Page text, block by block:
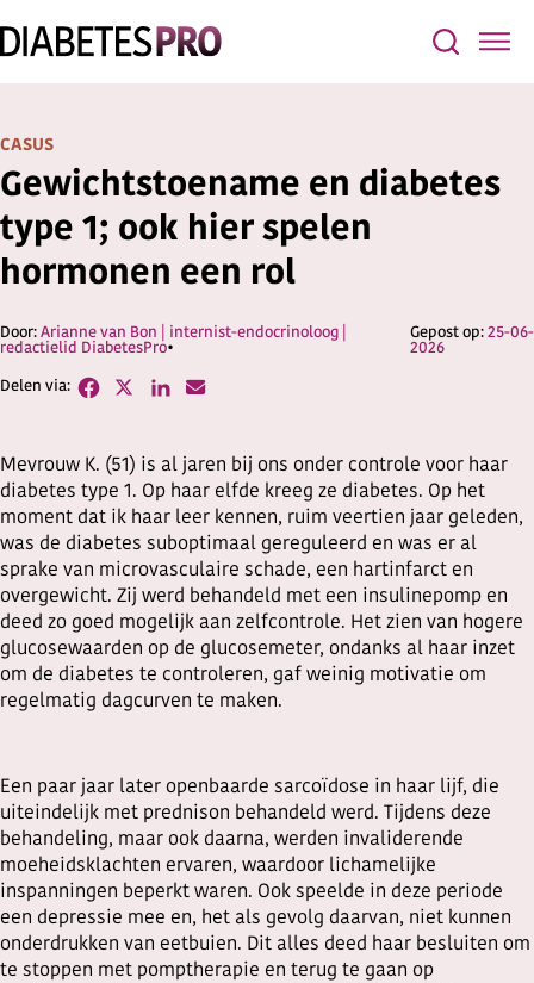
Gewichtstoename en diabetes
type 1; ook hier spelen
hormonen een rol
Arianne van Bon | internist-endocrinoloog |
redactielid DiabetesPro
25-06-
2026
CASUS
Mevrouw K. (51) is al jaren bij ons onder controle voor haar
diabetes type 1. Op haar elfde kreeg ze diabetes. Op het
moment dat ik haar leer kennen, ruim veertien jaar geleden,
was de diabetes suboptimaal gereguleerd en was er al
sprake van microvasculaire schade, een hartinfarct en
overgewicht. Zij werd behandeld met een insulinepomp en
deed zo goed mogelijk aan zelfcontrole. Het zien van hogere
glucosewaarden op de glucosemeter, ondanks al haar inzet
om de diabetes te controleren, gaf weinig motivatie om
regelmatig dagcurven te maken.
Een paar jaar later openbaarde sarcoïdose in haar lijf, die
uiteindelijk met prednison behandeld werd. Tijdens deze
behandeling, maar ook daarna, werden invaliderende
moeheidsklachten ervaren, waardoor lichamelijke
inspanningen beperkt waren. Ook speelde in deze periode
een depressie mee en, het als gevolg daarvan, niet kunnen
onderdrukken van eetbuien. Dit alles deed haar besluiten om
te stoppen met pomptherapie en terug te gaan op